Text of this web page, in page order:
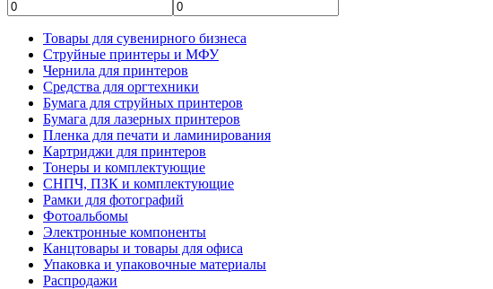
Товары для сувенирного бизнеса
Струйные принтеры и МФУ
Чернила для принтеров
Средства для оргтехники
Бумага для струйных принтеров
Бумага для лазерных принтеров
Пленка для печати и ламинирования
Картриджи для принтеров
Тонеры и комплектующие
СНПЧ, ПЗК и комплектующие
Рамки для фотографий
Фотоальбомы
Электронные компоненты
Канцтовары и товары для офиса
Упаковка и упаковочные материалы
Распродажи